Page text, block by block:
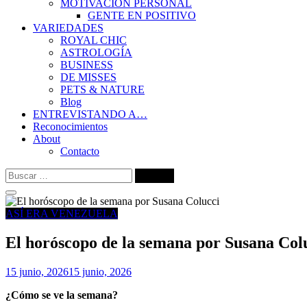
MOTIVACIÓN PERSONAL
GENTE EN POSITIVO
VARIEDADES
ROYAL CHIC
ASTROLOGÍA
BUSINESS
DE MISSES
PETS & NATURE
Blog
ENTREVISTANDO A…
Reconocimientos
About
Contacto
Buscar:
ASÍ ERA VENEZUELA
El horóscopo de la semana por Susana
15 junio, 202615 junio, 2026
¿Cómo se ve la semana?